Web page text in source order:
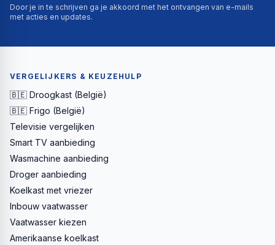
Door je in te schrijven ga je akkoord met het ontvangen van e-mails
met acties en updates.
VERGELIJKERS & KEUZEHULP
🇧🇪 Droogkast (België)
🇧🇪 Frigo (België)
Televisie vergelijken
Smart TV aanbieding
Wasmachine aanbieding
Droger aanbieding
Koelkast met vriezer
Inbouw vaatwasser
Vaatwasser kiezen
Amerikaanse koelkast